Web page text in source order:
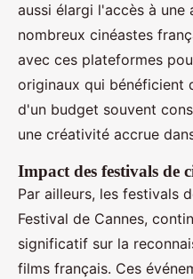
aussi élargi l'accès à une
nombreux cinéastes
avec ces plateformes
originaux qui bénéficient
d'un budget souvent
une créativité accrue
Impact des festivals de
Par ailleurs, les festivals
Festival de Cannes,
significatif sur la
films français. Ces